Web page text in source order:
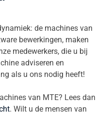
de machines van
bewerkingen, maken
medewerkers, die u bij
adviseren en
als u ons nodig heeft!
van MTE? Lees dan
. Wilt u de mensen van